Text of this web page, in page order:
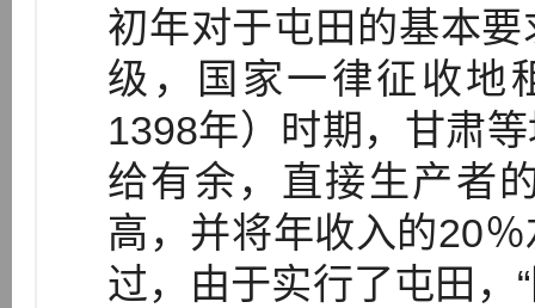
初年对于屯田的基本
级，国家一律征收地
1398年）时期，甘肃
给有余，直接生产者
高，并将年收入的20
过，由于实行了屯田，